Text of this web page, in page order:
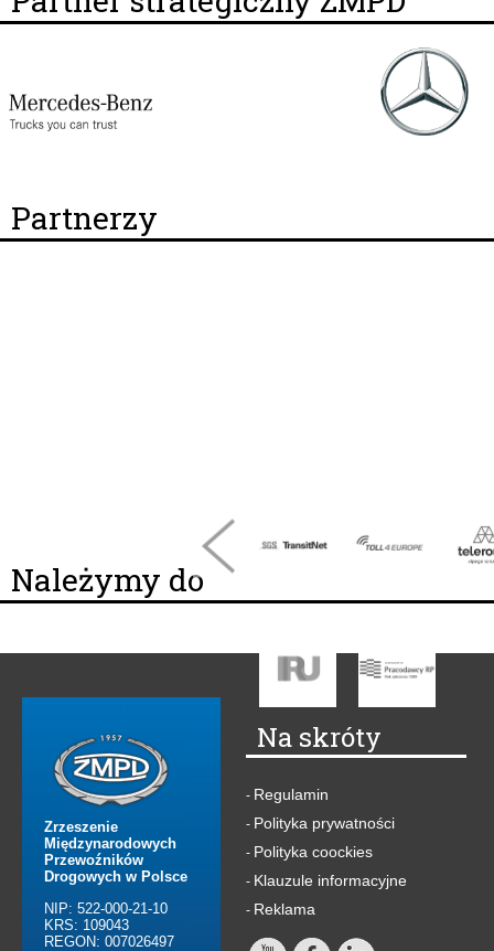
Partnerzy
Należymy do
Zrzeszenie
Międzynarodowych
Przewoźników
Drogowych w Polsce
NIP: 522-000-21-10
KRS: 109043
REGON: 007026497
Na skróty
- Regulamin
- Polityka prywatności
- Polityka coockies
- Klauzule informacyjne
- Reklama